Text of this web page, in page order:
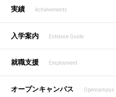
実績 Achievements
入学案内 Entrance Guide
就職支援 Employment
オープンキャンパス Opencampus